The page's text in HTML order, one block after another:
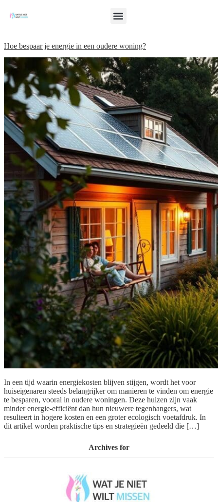
Hoe bespaar je energie in een oudere woning?
In een tijd waarin energiekosten blijven stijgen, wordt het voor
huiseigenaren steeds belangrijker om manieren te vinden om energie
te besparen, vooral in oudere woningen. Deze huizen zijn vaak
minder energie-efficiënt dan hun nieuwere tegenhangers, wat
resulteert in hogere kosten en een groter ecologisch voetafdruk. In
dit artikel worden praktische tips en strategieën gedeeld die […]
Archives for